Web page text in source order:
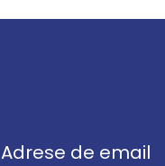
Adrese de email